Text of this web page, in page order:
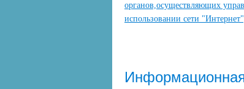
органов,осуществляющих
использовании сети